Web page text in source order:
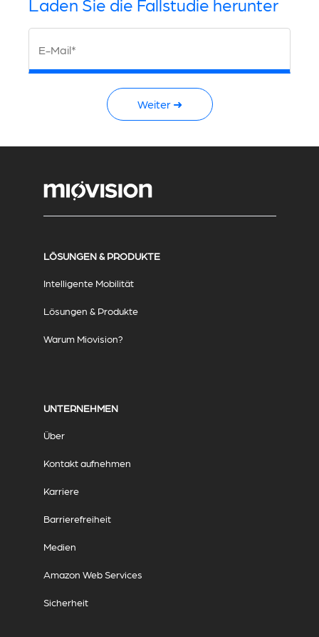
E-Mail*
Weiter ➜
LÖSUNGEN & PRODUKTE
Intelligente Mobilität
Lösungen & Produkte
Warum Miovision?
UNTERNEHMEN
Über
Kontakt aufnehmen
Karriere
Barrierefreiheit
Medien
Amazon Web Services
Sicherheit